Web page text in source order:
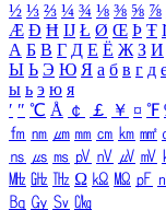
½ ⅓ ⅔ ¼ ¾ ⅛ ⅜ ⅝ ⅞
Æ Ð Ħ Ĳ Ł Ø Œ Þ Ŧ
А Б В Г Д Е Ё Ж З И
Ы Ь Э Ю Я а б в г д
ы ь э ю я
′ ″ ℃ Å ￠ ￡ ￥ ¤ ℉
㎙ ㎚ ㎛ ㎜ ㎝ ㎞ ㎟
㎱ ㎲ ㎳ ㎴ ㎵ ㎶ ㎷
㎒ ㎓ ㎔ Ω ㏀ ㏁ ㎊
㏃ ㏉ ㏜ ㏆